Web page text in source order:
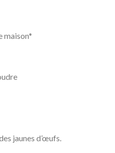
maison*
jaunes d’œufs.